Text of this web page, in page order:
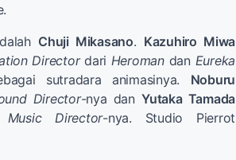
Chuji Mikasano. Kazuhiro Miwa
Directordari Heromandan Eureka
sutradara animasinya. Noburu
Director-nya dan Yutaka Tamada
Music Director-nya. Studio Pierrot